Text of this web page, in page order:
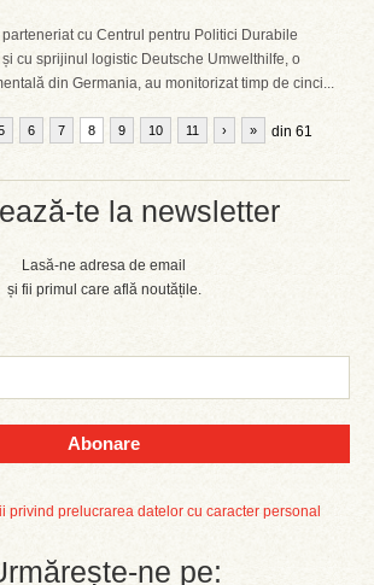
te la newsletter
Lasă-ne adresa de email
și fii primul care află noutățile.
Abonare
privind prelucrarea datelor cu caracter personal
ne pe:
cu Centrul pentru Politici Durabile
cu sprijinul logistic Deutsche Umwelthilfe, o
din Germania, au monitorizat timp de cinci...
6 7 8 9 10 11 din 61
› »